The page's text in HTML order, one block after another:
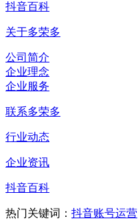
抖音百科
关于多荣多
公司简介
企业理念
企业服务
联系多荣多
行业动态
企业资讯
抖音百科
热门关键词： 抖音账号运营